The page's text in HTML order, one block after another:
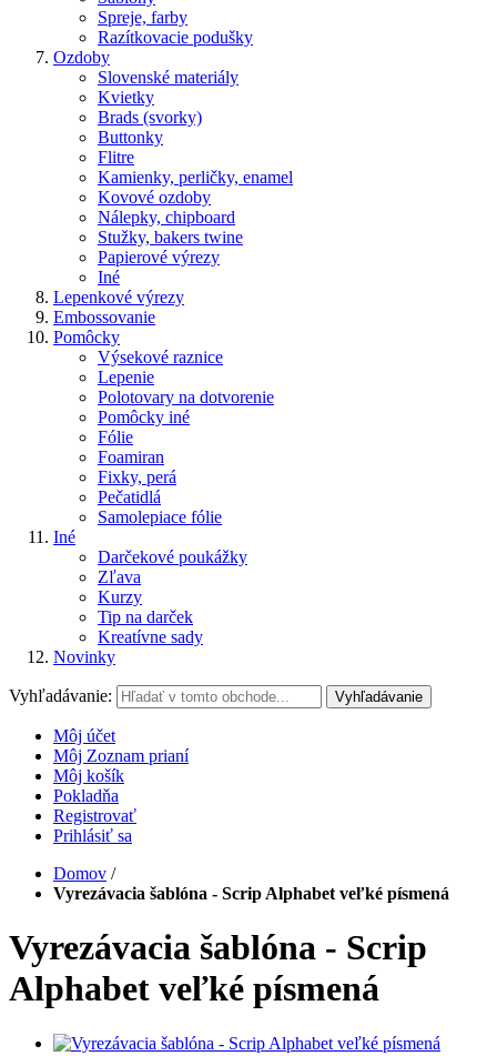
Spreje, farby
Razítkovacie podušky
Ozdoby
Slovenské materiály
Kvietky
Brads (svorky)
Buttonky
Flitre
Kamienky, perličky, enamel
Kovové ozdoby
Nálepky, chipboard
Stužky, bakers twine
Papierové výrezy
Iné
Lepenkové výrezy
Embossovanie
Pomôcky
Výsekové raznice
Lepenie
Polotovary na dotvorenie
Pomôcky iné
Fólie
Foamiran
Fixky, perá
Pečatidlá
Samolepiace fólie
Iné
Darčekové poukážky
Zľava
Kurzy
Tip na darček
Kreatívne sady
Novinky
Vyhľadávanie: Vyhľadávanie
Môj účet
Môj Zoznam prianí
Môj košík
Pokladňa
Registrovať
Prihlásiť sa
Domov /
Vyrezávacia šablóna - Scrip Alphabet veľké písmená
Vyrezávacia šablóna - Scrip
Alphabet veľké písmená